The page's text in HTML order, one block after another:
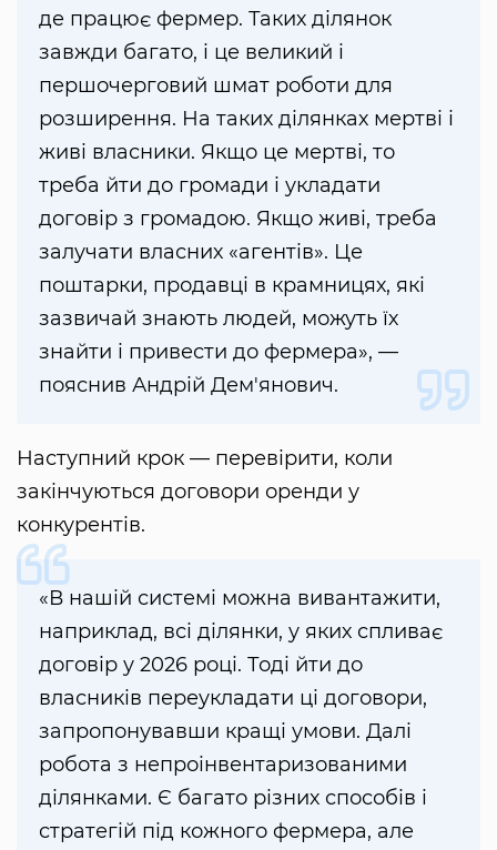
де працює фермер. Таких ділянок
завжди багато, і це великий і
першочерговий шмат роботи для
розширення. На таких ділянках мертві і
живі власники. Якщо це мертві, то
треба йти до громади і укладати
договір з громадою. Якщо живі, треба
залучати власних «агентів». Це
поштарки, продавці в крамницях, які
зазвичай знають людей, можуть їх
знайти і привести до фермера», —
пояснив Андрій Дем'янович.
Наступний крок — перевірити, коли
закінчуються договори оренди у
конкурентів.
«В нашій системі можна вивантажити,
наприклад, всі ділянки, у яких спливає
договір у 2026 році. Тоді йти до
власників переукладати ці договори,
запропонувавши кращі умови. Далі
робота з непроінвентаризованими
ділянками. Є багато різних способів і
стратегій під кожного фермера, але